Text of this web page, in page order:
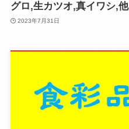
グロ,生カツオ,真イワシ,他
2023年7月31日